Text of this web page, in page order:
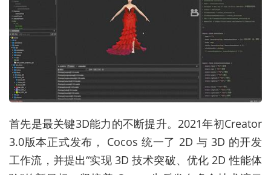
首先是最关键3D能力的不断提升。2021年初Creator
3.0版本正式发布， Cocos 统一了 2D 与 3D 的开发
工作流，并提出“实现 3D 技术突破、优化 2D 性能体